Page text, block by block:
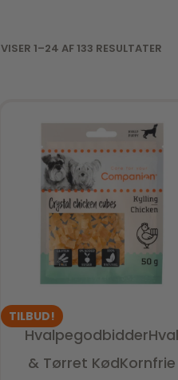
VISER 1–24 AF 133 RESULTATER
TILBUD!
Hvalpegodbidder
& Tørret KødKornfrie